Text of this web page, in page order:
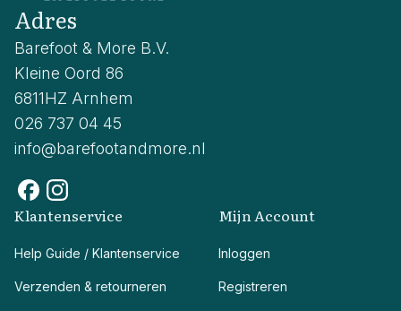
Adres
Barefoot & More B.V.
Kleine Oord 86
6811HZ Arnhem
026 737 04 45
info@barefootandmore.nl
Klantenservice
Help Guide / Klantenservice
Verzenden & retourneren
Mijn Account
Inloggen
Registreren